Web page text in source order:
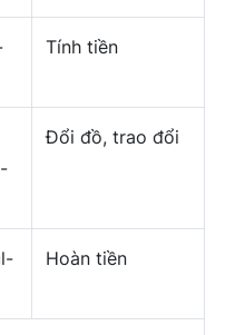
Tính tiền
Đổi đồ, trao đổi
Hoàn tiền